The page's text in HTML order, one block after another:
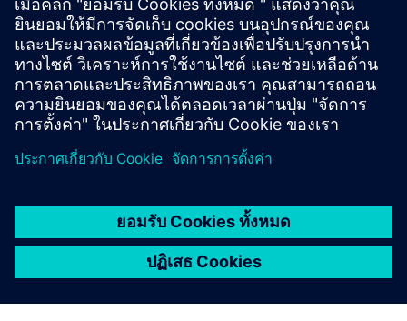
orchestrate the patient journey from home preparation to
follow-up. Patients complete web admission, receive
notifications, AI guidance, self check-in, intelligent routing
and integrated service booking with less manual
coordination.